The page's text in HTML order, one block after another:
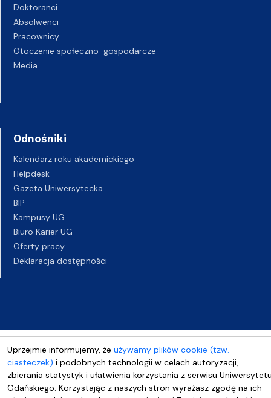
Uprzejmie informujemy, że używamy plików cookie (tzw.
ciasteczek) i podobnych technologii w celach autoryzacji,
zbierania statystyk i ułatwienia korzystania z serwisu
Gdańskiego. Korzystając z naszych stron wyrażasz zgodę na ich
Doktoranci
Absolwenci
Pracownicy
Otoczenie społeczno-gospodarcze
Media
Odnośniki
Kalendarz roku akademickiego
Helpdesk
Gazeta Uniwersytecka
BIP
Kampusy UG
Biuro Karier UG
Oferty pracy
Deklaracja dostępności